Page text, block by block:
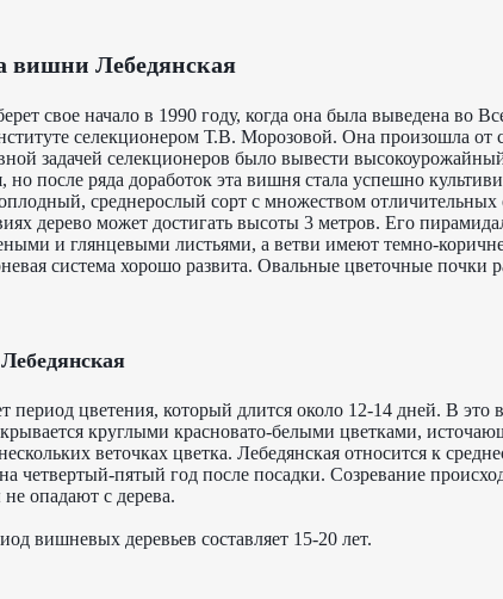
вишни Лебедянская
свое начало в 1990 году, когда она была выведена во
селекционером Т.В. Морозовой. Она произошла от
задачей селекционеров было вывести
но после ряда доработок эта вишня стала успешно
среднерослый сорт с множеством
дерево может достигать высоты 3 метров. Его
и глянцевыми листьями, а ветви имеют темно-
система хорошо развита. Овальные цветочные почки
период цветения, который длится около 12-14 дней. В это
круглыми красновато-белыми цветками,
веточках цветка. Лебедянская относится к
четвертый-пятый год после посадки. Созревание
опадают с дерева.
вишневых деревьев составляет 15-20 лет.